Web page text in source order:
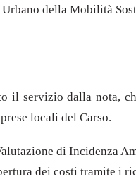
della Mobilità
il servizio dalla nota,
locali del Carso.
di Incidenza
dei costi tramite i